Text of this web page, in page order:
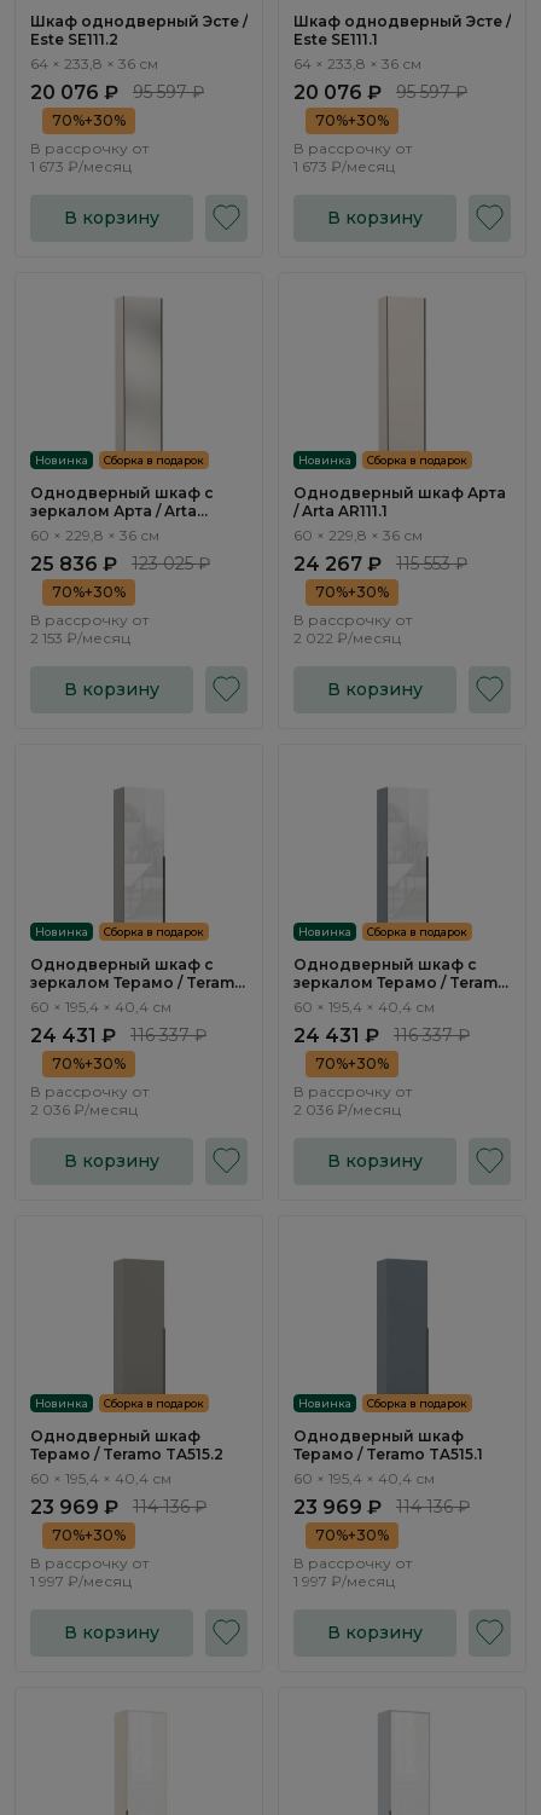
Шкаф однодверный Эсте /
Este SE111.2
64 × 233,8 × 36 см
20 076 ₽ 95 597 ₽
70%+30%
В рассрочку от
1 673 ₽/месяц
В корзину
Шкаф однодверный Эсте /
Este SE111.1
64 × 233,8 × 36 см
20 076 ₽ 95 597 ₽
70%+30%
В рассрочку от
1 673 ₽/месяц
В корзину
Новинка Сборка в подарок
Однодверный шкаф с
зеркалом Арта / Arta
AR113.1
60 × 229,8 × 36 см
25 836 ₽ 123 025 ₽
70%+30%
В рассрочку от
2 153 ₽/месяц
В корзину
Новинка Сборка в подарок
Однодверный шкаф Арта
/ Arta AR111.1
60 × 229,8 × 36 см
24 267 ₽ 115 553 ₽
70%+30%
В рассрочку от
2 022 ₽/месяц
В корзину
Новинка Сборка в подарок
Однодверный шкаф с
зеркалом Терамо / Teramo
TA517.2
60 × 195,4 × 40,4 см
24 431 ₽ 116 337 ₽
70%+30%
В рассрочку от
2 036 ₽/месяц
В корзину
Новинка Сборка в подарок
Однодверный шкаф с
зеркалом Терамо / Teramo
TA517.1
60 × 195,4 × 40,4 см
24 431 ₽ 116 337 ₽
70%+30%
В рассрочку от
2 036 ₽/месяц
В корзину
Новинка Сборка в подарок
Однодверный шкаф
Терамо / Teramo TA515.2
60 × 195,4 × 40,4 см
23 969 ₽ 114 136 ₽
70%+30%
В рассрочку от
1 997 ₽/месяц
В корзину
Новинка Сборка в подарок
Однодверный шкаф
Терамо / Teramo TA515.1
60 × 195,4 × 40,4 см
23 969 ₽ 114 136 ₽
70%+30%
В рассрочку от
1 997 ₽/месяц
В корзину